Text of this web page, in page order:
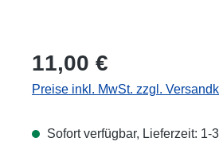
Regulärer Preis:
11,00 €
Preise inkl. MwSt. zzgl.
Sofort verfügbar, Lieferzeit: 1-